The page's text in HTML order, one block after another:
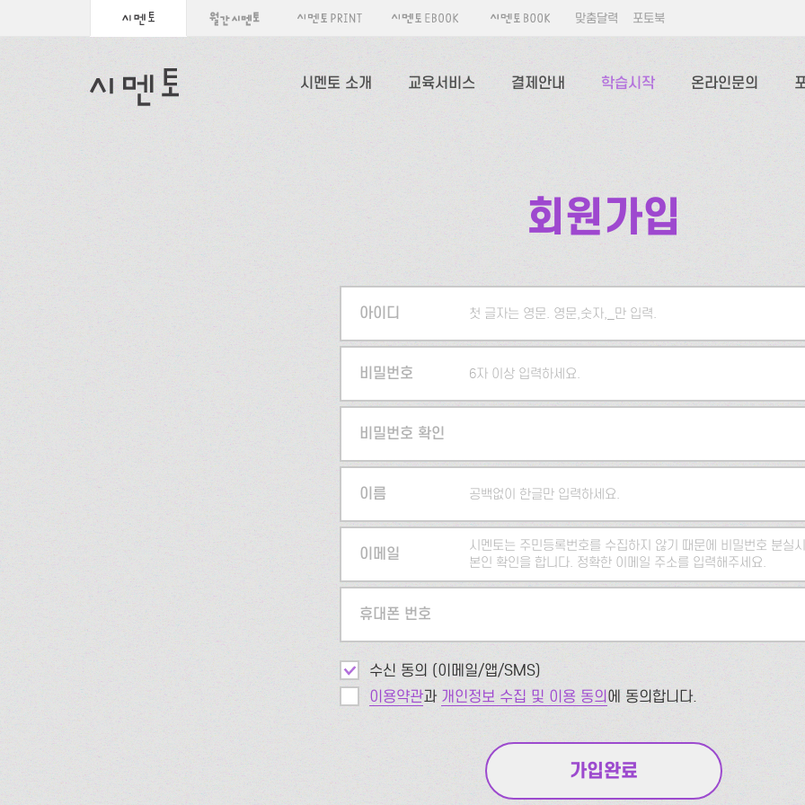
맞춤달력 포토북
시멘토 소개 교육서비스 결제안내 학습시작 온라인문의
회원가입
아이디 첫 글자는 영문. 영문,숫자,_만 입력.
5자 이상 입력하세요.
비밀번호 6자 이상 입력하세요.
비밀번호 확인
이름 공백없이 한글만 입력하세요.
이메일
시멘토는 주민등록번호를 수집하지 않기 때문에 비밀번호 분실
본인 확인을 합니다. 정확한 이메일 주소를 입력해주세요.
휴대폰 번호
수신 동의 (이메일/앱/SMS)
이용약관과 개인정보 수집 및 이용 동의에 동의합니다.